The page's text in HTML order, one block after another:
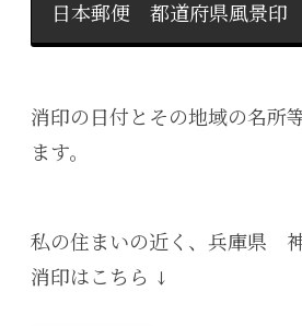
日本郵便 都道府県風景印
消印の日付とその地域の名所
ます。
私の住まいの近く、兵庫県
消印はこちら ↓